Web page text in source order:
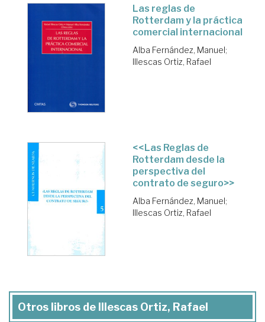
Las reglas de
Rotterdam y la práctica
comercial internacional
Alba Fernández, Manuel;
Illescas Ortiz, Rafael
<<Las Reglas de
Rotterdam desde la
perspectiva del
contrato de seguro>>
Alba Fernández, Manuel;
Illescas Ortiz, Rafael
Otros libros de Illescas Ortiz, Rafael